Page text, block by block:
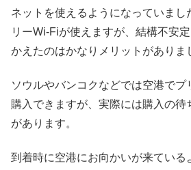
ネットを使えるようになっていまし
リーWi-Fiが使えますが、結構不安
かえたのはかなりメリットがありま
ソウルやバンコクなどでは空港でプ
購入できますが、実際には購入の待
があります。
到着時に空港にお向かいが来ている